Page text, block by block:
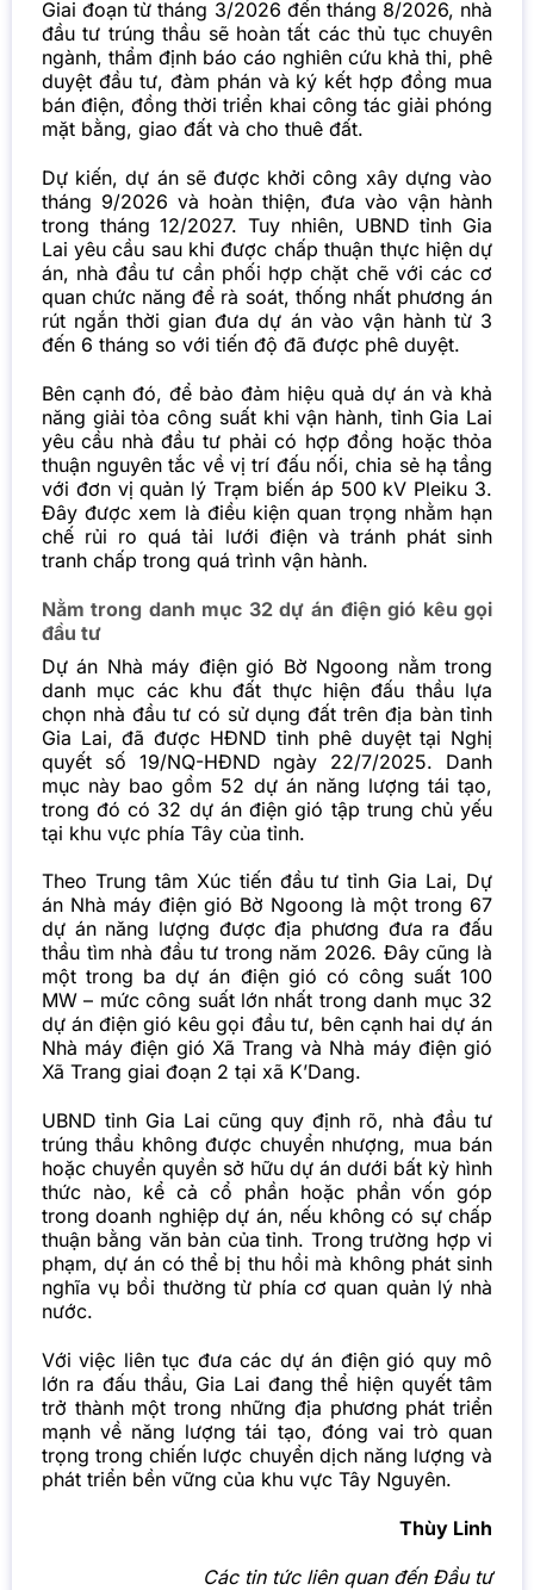
Giai đoạn từ tháng 3/2026 đến tháng 8/2026, nhà
đầu tư trúng thầu sẽ hoàn tất các thủ tục chuyên
ngành, thẩm định báo cáo nghiên cứu khả thi, phê
duyệt đầu tư, đàm phán và ký kết hợp đồng mua
bán điện, đồng thời triển khai công tác giải phóng
mặt bằng, giao đất và cho thuê đất.
Dự kiến, dự án sẽ được khởi công xây dựng vào
tháng 9/2026 và hoàn thiện, đưa vào vận hành
trong tháng 12/2027. Tuy nhiên, UBND tỉnh Gia
Lai yêu cầu sau khi được chấp thuận thực hiện dự
án, nhà đầu tư cần phối hợp chặt chẽ với các cơ
quan chức năng để rà soát, thống nhất phương án
rút ngắn thời gian đưa dự án vào vận hành từ 3
đến 6 tháng so với tiến độ đã được phê duyệt.
Bên cạnh đó, để bảo đảm hiệu quả dự án và khả
năng giải tỏa công suất khi vận hành, tỉnh Gia Lai
yêu cầu nhà đầu tư phải có hợp đồng hoặc thỏa
thuận nguyên tắc về vị trí đấu nối, chia sẻ hạ tầng
với đơn vị quản lý Trạm biến áp 500 kV Pleiku 3.
Đây được xem là điều kiện quan trọng nhằm hạn
chế rủi ro quá tải lưới điện và tránh phát sinh
tranh chấp trong quá trình vận hành.
Nằm trong danh mục 32 dự án điện gió kêu gọi
đầu tư
Dự án Nhà máy điện gió Bờ Ngoong nằm trong
danh mục các khu đất thực hiện đấu thầu lựa
chọn nhà đầu tư có sử dụng đất trên địa bàn tỉnh
Gia Lai, đã được HĐND tỉnh phê duyệt tại Nghị
quyết số 19/NQ-HĐND ngày 22/7/2025. Danh
mục này bao gồm 52 dự án năng lượng tái tạo,
trong đó có 32 dự án điện gió tập trung chủ yếu
tại khu vực phía Tây của tỉnh.
Theo Trung tâm Xúc tiến đầu tư tỉnh Gia Lai, Dự
án Nhà máy điện gió Bờ Ngoong là một trong 67
dự án năng lượng được địa phương đưa ra đấu
thầu tìm nhà đầu tư trong năm 2026. Đây cũng là
một trong ba dự án điện gió có công suất 100
MW – mức công suất lớn nhất trong danh mục 32
dự án điện gió kêu gọi đầu tư, bên cạnh hai dự án
Nhà máy điện gió Xã Trang và Nhà máy điện gió
Xã Trang giai đoạn 2 tại xã K’Dang.
UBND tỉnh Gia Lai cũng quy định rõ, nhà đầu tư
trúng thầu không được chuyển nhượng, mua bán
hoặc chuyển quyền sở hữu dự án dưới bất kỳ hình
thức nào, kể cả cổ phần hoặc phần vốn góp
trong doanh nghiệp dự án, nếu không có sự chấp
thuận bằng văn bản của tỉnh. Trong trường hợp vi
phạm, dự án có thể bị thu hồi mà không phát sinh
nghĩa vụ bồi thường từ phía cơ quan quản lý nhà
nước.
Với việc liên tục đưa các dự án điện gió quy mô
lớn ra đấu thầu, Gia Lai đang thể hiện quyết tâm
trở thành một trong những địa phương phát triển
mạnh về năng lượng tái tạo, đóng vai trò quan
trọng trong chiến lược chuyển dịch năng lượng và
phát triển bền vững của khu vực Tây Nguyên.
Thùy Linh
Các tin tức liên quan đến Đầu tư